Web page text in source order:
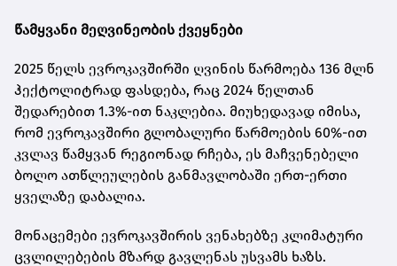
წამყვანი მეღვინეობის ქვეყნები
2025 წელს ევროკავშირში ღვინის წარმოება 136 მლნ
ჰექტოლიტრად ფასდება, რაც 2024 წელთან
შედარებით 1.3%-ით ნაკლებია. მიუხედავად იმისა,
რომ ევროკავშირი გლობალური წარმოების 60%-ით
კვლავ წამყვან რეგიონად რჩება, ეს მაჩვენებელი
ბოლო ათწლეულების განმავლობაში ერთ-ერთი
ყველაზე დაბალია.
მონაცემები ევროკავშირის ვენახებზე კლიმატური
ცვლილებების მზარდ გავლენას უსვამს ხაზს.